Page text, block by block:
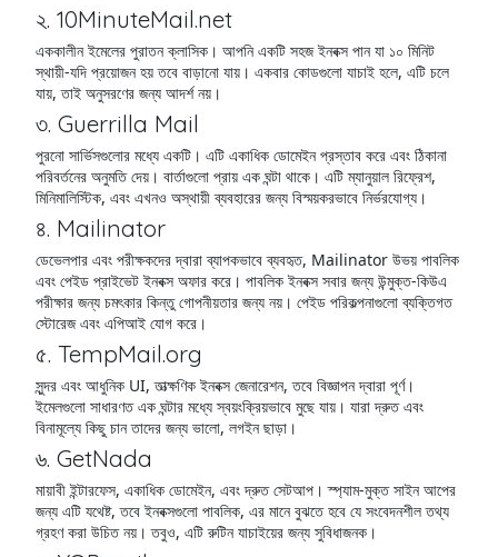
২. 10MinuteMail.net
এককালীন ইমেলের পুরাতন ক্লাসিক। আপনি একটি সহজ ইনবক্স পান যা ১০ মিনিট
স্থায়ী-যদি প্রয়োজন হয় তবে বাড়ানো যায়। একবার কোডগুলো যাচাই হলে, এটি চলে
যায়, তাই অনুসরণের জন্য আদর্শ নয়।
৩. Guerrilla Mail
পুরনো সার্ভিসগুলোর মধ্যে একটি। এটি একাধিক ডোমেইন প্রস্তাব করে এবং ঠিকানা
পরিবর্তনের অনুমতি দেয়। বার্তাগুলো প্রায় এক ঘন্টা থাকে। এটি ম্যানুয়াল রিফ্রেশ,
মিনিমালিস্টিক, এবং এখনও অস্থায়ী ব্যবহারের জন্য বিস্ময়করভাবে নির্ভরযোগ্য।
৪. Mailinator
ডেভেলপার এবং পরীক্ষকদের দ্বারা ব্যাপকভাবে ব্যবহৃত, Mailinator উভয় পাবলিক
এবং পেইড প্রাইভেট ইনবক্স অফার করে। পাবলিক ইনবক্স সবার জন্য উন্মুক্ত-কিউএ
পরীক্ষার জন্য চমৎকার কিন্তু গোপনীয়তার জন্য নয়। পেইড পরিকল্পনাগুলো ব্যক্তিগত
স্টোরেজ এবং এপিআই যোগ করে।
৫. TempMail.org
সুন্দর এবং আধুনিক UI, তাত্ক্ষণিক ইনবক্স জেনারেশন, তবে বিজ্ঞাপন দ্বারা পূর্ণ।
ইমেলগুলো সাধারণত এক ঘন্টার মধ্যে স্বয়ংক্রিয়ভাবে মুছে যায়। যারা দ্রুত এবং
বিনামূল্যে কিছু চান তাদের জন্য ভালো, লগইন ছাড়া।
৬. GetNada
মায়াবী ইন্টারফেস, একাধিক ডোমেইন, এবং দ্রুত সেটআপ। স্প্যাম-মুক্ত সাইন আপের
জন্য এটি যথেষ্ট, তবে ইনবক্সগুলো পাবলিক, এর মানে বুঝতে হবে যে সংবেদনশীল তথ্য
গ্রহণ করা উচিত নয়। তবুও, এটি রুটিন যাচাইয়ের জন্য সুবিধাজনক।